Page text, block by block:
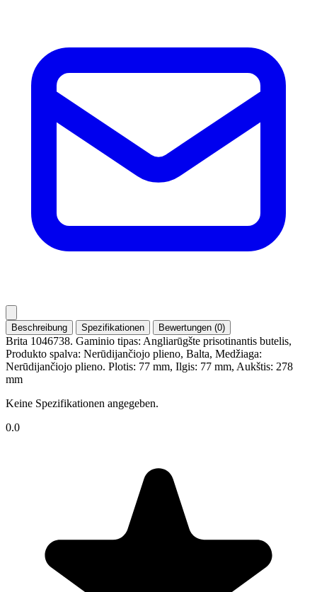
Beschreibung Spezifikationen Bewertungen (0)
Brita 1046738. Gaminio tipas: Angliarūgšte prisotinantis butelis,
Produkto spalva: Nerūdijančiojo plieno, Balta, Medžiaga:
Nerūdijančiojo plieno. Plotis: 77 mm, Ilgis: 77 mm, Aukštis: 278
mm
Keine Spezifikationen angegeben.
0.0